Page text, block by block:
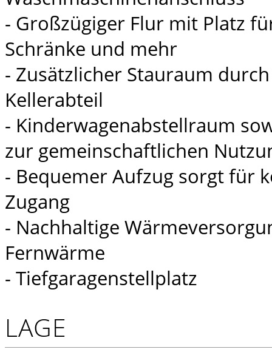
- Großzügiger Flur mit Platz
Schränke und mehr
- Zusätzlicher Stauraum
Kellerabteil
- Kinderwagenabstellraum
zur gemeinschaftlichen
- Bequemer Aufzug sorgt für
Zugang
- Nachhaltige
Fernwärme
- Tiefgaragenstellplatz
LAGE